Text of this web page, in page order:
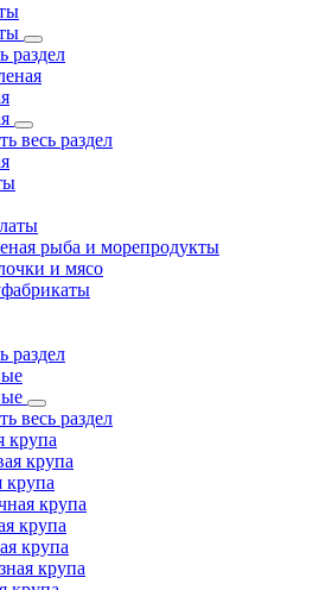
раздел
весь раздел
рыба и морепродукты
и мясо
раздел
весь раздел
крупа
крупа
крупа
крупа
крупа
крупа